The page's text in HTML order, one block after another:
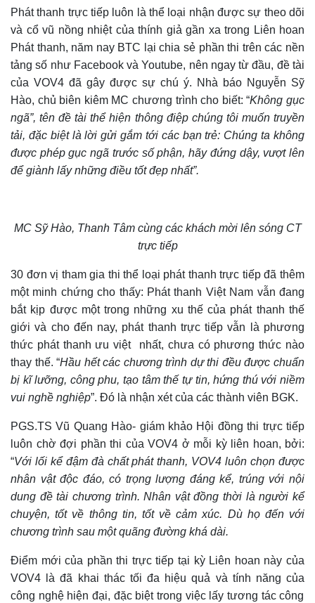
Phát thanh trực tiếp luôn là thể loại nhận được sự theo dõi
và cổ vũ nồng nhiệt của thính giả gần xa trong Liên hoan
Phát thanh, năm nay BTC lại chia sẻ phần thi trên các nền
tảng số như Facebook và Youtube, nên ngay từ đầu, đề tài
của VOV4 đã gây được sự chú ý. Nhà báo Nguyễn Sỹ
Hào, chủ biên kiêm MC chương trình cho biết: “Không gục
ngã”, tên đề tài thể hiện thông điệp chúng tôi muốn truyền
tải, đặc biệt là lời gửi gắm tới các bạn trẻ: Chúng ta không
được phép gục ngã trước số phận, hãy đứng dậy, vượt lên
để giành lấy những điều tốt đẹp nhất”.
MC Sỹ Hào, Thanh Tâm cùng các khách mời lên sóng CT
trực tiếp
30 đơn vị tham gia thi thể loại phát thanh trực tiếp đã thêm
một minh chứngcho thấy: Phát thanh Việt Nam vẫn đang
bắt kịp được một trong những xu thế của phát thanh thế
giớivà cho đến nay, phát thanh trực tiếpvẫn
là phương
thức phát thanh ưu việt nhất, chưa có phương thức nào
thay thế. “Hầu hết các chương trình dự thi đều được chuẩn
bị kĩ lưỡng, công phu, tạo tâm thế tự tin, hứng thú với niềm
vui nghề nghiệp”. Đó là nhận xét của các thành viên BGK.
PGS.TS Vũ Quang Hào- giám khảo Hội đồng thi trực tiếp
luôn chờ đợi phần thi của VOV4 ở mỗi kỳ liên hoan, bởi:
“Với lối kể đậm đà chất phát thanh, VOV4 luôn chọn được
nhân vật độc đáo, có trọng lượng đáng kể, trúng với nội
dung đề tài chương trình. Nhân vật đồng thời là người kể
chuyện, tốt về thông tin, tốt về cảm xúc. Dù họ đến với
chương trình sau một quãng đường khá dài.
Điểm mới của phần thi trực tiếp tại kỳ Liên hoan này của
VOV4
làđã khai thác tối đa hiệu quả và tính năng của
công nghệ hiện đại, đặc biệt trong việc lấy tương tác công